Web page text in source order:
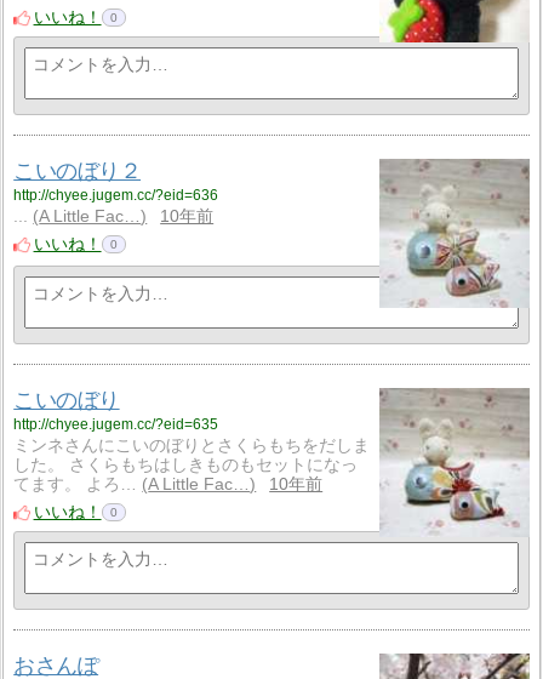
いいね！
0
こいのぼり２
http://chyee.jugem.cc/?eid=636
... A Little Fac…
10年前
いいね！
0
こいのぼり
http://chyee.jugem.cc/?eid=635
ミンネさんにこいのぼりとさくらもちをだしま
した。 さくらもちはしきものもセットになっ
てます。 よろ…
A Little Fac…
10年前
いいね！
0
おさんぽ